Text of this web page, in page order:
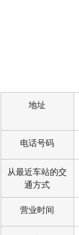
地址
电话号码
从最近车站的交
通方式
营业时间